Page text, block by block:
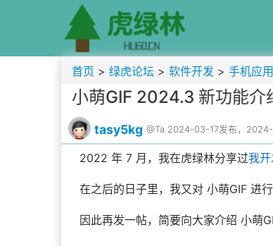
首页 > 绿虎论坛 > 软件开发 > 手机应用
小萌GIF 2024.3 新功能介
tasy5kg @Ta 2024-03-17发布，
2022 年 7 月，我在虎绿林分享过我
在之后的日子里，我又对 小萌GIF 进
因此再发一帖，简要向大家介绍 小萌